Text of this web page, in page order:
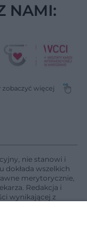
NAMI:
nie stanowi i
dokłada wszelkich
merytorycznie,
Redakcja i
wynikającej z
ustawy o